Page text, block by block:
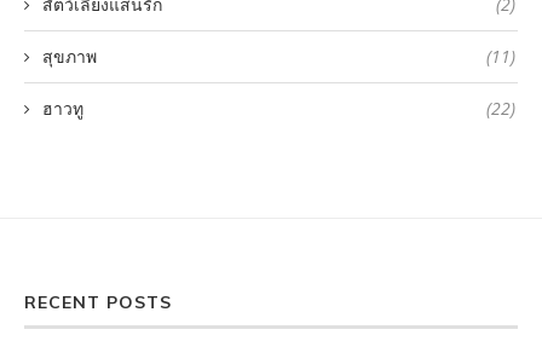
สุขภาพ (11)
ฮาวทู (22)
RECENT POSTS